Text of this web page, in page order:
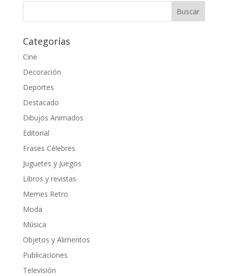
Categorías
Cine
Decoración
Deportes
Destacado
Dibujos Animados
Editorial
Frases Célebres
Juguetes y Juegos
Libros y revistas
Memes Retro
Moda
Música
Objetos y Alimentos
Publicaciones
Televisión